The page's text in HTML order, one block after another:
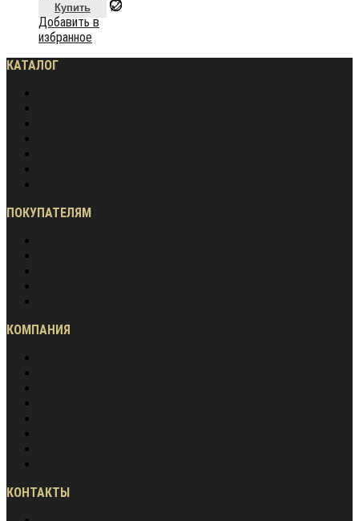
Купить
Добавить в
избранное
КАТАЛОГ
ПОКУПАТЕЛЯМ
КОМПАНИЯ
КОНТАКТЫ